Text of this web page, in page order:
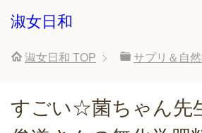
淑女日和
淑女日和 TOP サプリ＆自
すごい☆菌ちゃん先